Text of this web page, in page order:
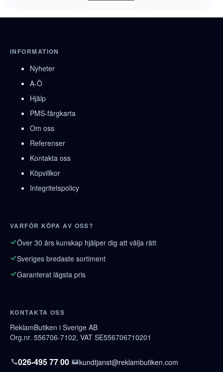
INFORMATION
Nyheter
A-Ö
Hjälp
PMS-färgkarta
Om oss
Referenser
Kontakta oss
Köpvillkor
Integritetspolicy
VARFÖR KÖPA AV OSS?
Över 30 års kunskap hjälper dig att välja rätt
Sveriges bredaste sortiment
Garanterat lägsta pris
KONTAKTA OSS
ReklamButiken i Sverige AB
Org.nr. 556706-7102, VAT SE556706710201
026-495 77 00 kundtjanst@reklambutiken.com